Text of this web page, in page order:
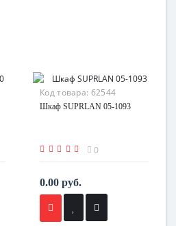
Код товара: 62544
Шкаф SUPRLAN 05-1093
0
0.00 руб.